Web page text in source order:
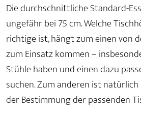
Die durchschnittliche Standard-
ungefähr bei 75 cm. Welche
richtige ist, hängt zum einen von
zum Einsatz kommen –
Stühle haben und einen dazu
suchen. Zum anderen ist
der Bestimmung der passenden